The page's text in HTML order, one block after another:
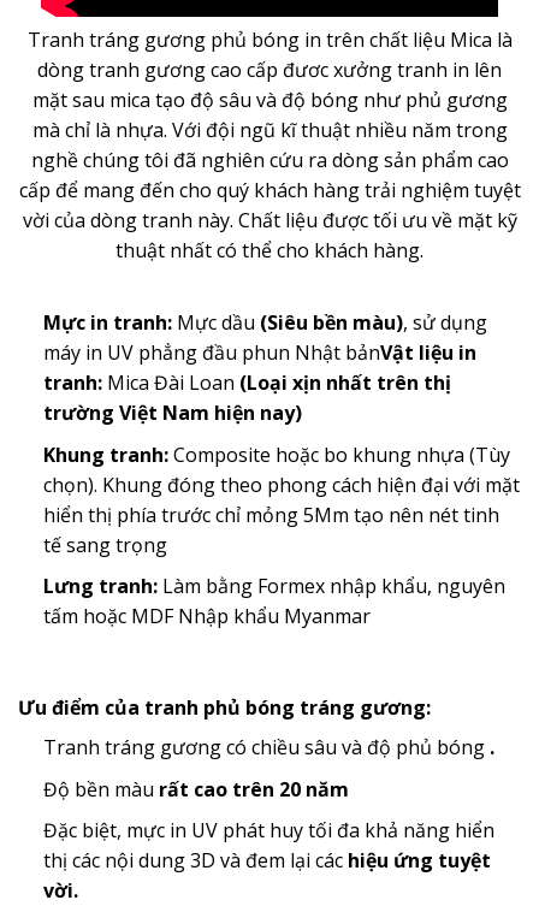
Tranh tráng gương phủ bóng in trên chất liệu Mica là
dòngtranh gươngcao cấp đươc xưởng tranh in lên
mặt sau mica tạo độ sâu và độ bóng như phủ gương
mà chỉ là nhựa. Với đội ngũ kĩ thuật nhiều năm trong
nghề chúng tôi đã nghiên cứu ra dòng sản phẩm cao
cấp để mang đến cho quý khách hàng trải nghiệm tuyệt
vời của dòng tranh này. Chất liệu được tối ưu về mặt kỹ
thuật nhất có thể cho khách hàng.
Mực in tranh:Mực dầu (Siêu bền màu), sử dụng
máy in UV phẳng đầu phun Nhật bảnVật liệu in
tranh:Mica Đài Loan (Loại xịn nhất trên thị
trường Việt Nam hiện nay)
Khung tranh:Composite hoặc bo khung nhựa (Tùy
chọn). Khung đóng theo phong cách hiện đại với mặt
hiển thị phía trước chỉ mỏng 5Mm tạo nên nét tinh
tế sang trọng
Lưng tranh:Làm bằng Formex nhập khẩu, nguyên
tấm hoặc MDF Nhập khẩu Myanmar
Ưu điểm của tranh phủ bóng tráng gương:
Tranh tráng gương có chiều sâu và độ phủ bóng .
Độ bền màu rất cao trên 20 năm
Đặc biệt, mực in UV phát huy tối đa khả năng hiển
thị các nội dung 3D và đem lại các hiệu ứng tuyệt
vời.